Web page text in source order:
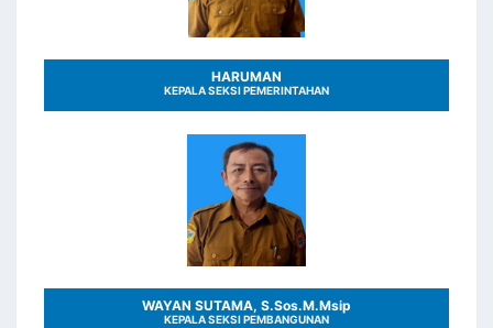
HARUMAN
KEPALA SEKSI PEMERINTAHAN
WAYAN SUTAMA, S.Sos.M.Msip
KEPALA SEKSI PEMBANGUNAN